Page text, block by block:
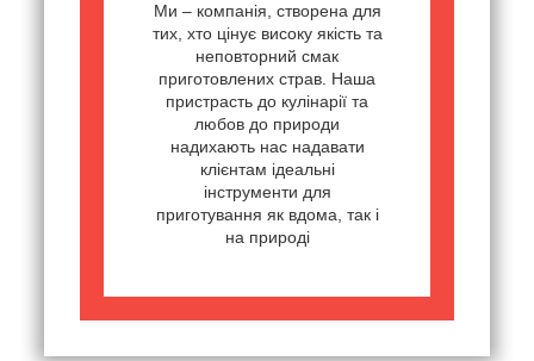
Ми – компанія, створена для
тих, хто цінує високу якість та
неповторний смак
приготовлених страв. Наша
пристрасть до кулінарії та
любов до природи
надихають нас надавати
клієнтам ідеальні
інструменти для
приготування як вдома, так і
на природі